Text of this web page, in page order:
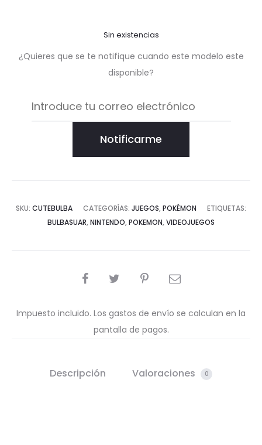
Sin existencias
¿Quieres que se te notifique cuando este modelo este
disponible?
Notificarme
SKU: CUTEBULBA CATEGORÍAS: JUEGOS, POKÉMON
ETIQUETAS:
BULBASUAR, NINTENDO, POKEMON, VIDEOJUEGOS
COMPARTIR
Impuesto incluido. Los gastos de envío se calculan en la
pantalla de pagos.
Descripción Valoraciones 0